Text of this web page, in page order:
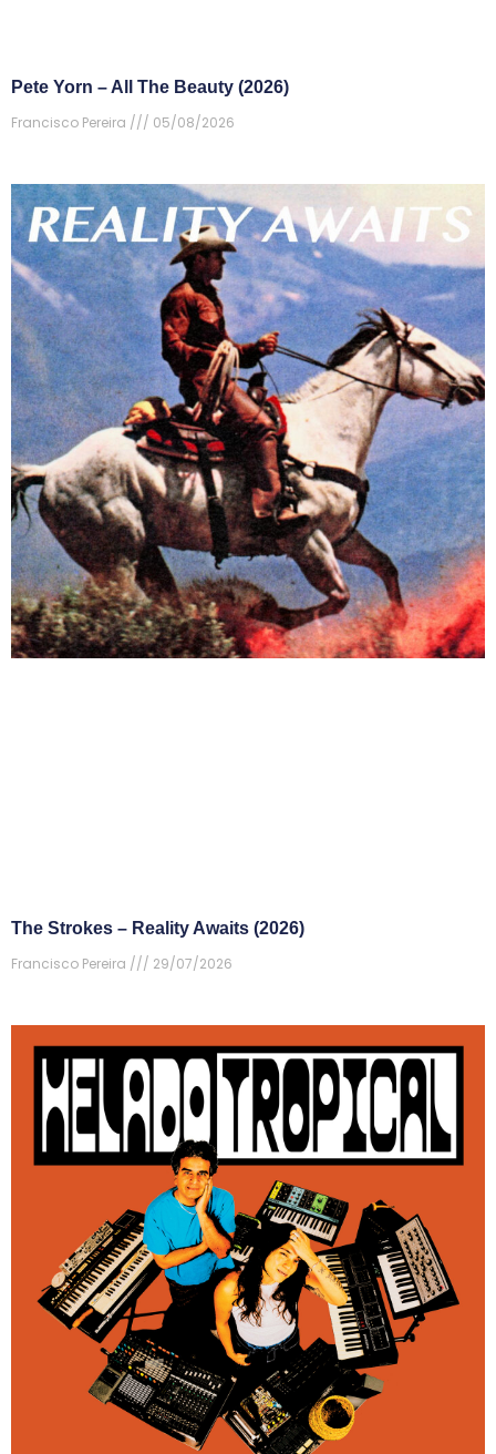
Pete Yorn – All The Beauty (2026)
Francisco Pereira
05/08/2026
The Strokes – Reality Awaits (2026)
Francisco Pereira
29/07/2026